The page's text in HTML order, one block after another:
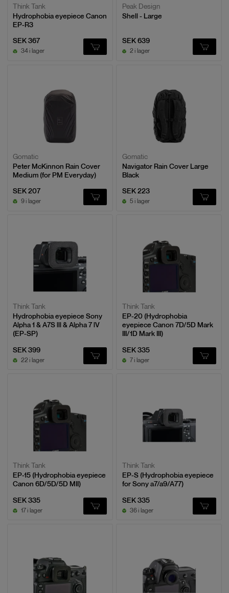
Think Tank
Hydrophobia eyepiece Canon
EP-R3
SEK 367
34 i lager
Peak Design
Shell - Large
SEK 639
2 i lager
Gomatic
Peter McKinnon Rain Cover
Medium (for PM Everyday)
SEK 207
9 i lager
Gomatic
Navigator Rain Cover Large
Black
SEK 223
5 i lager
Think Tank
Hydrophobia eyepiece Sony
Alpha 1 & A7S lll & Alpha 7 lV
(EP-SP)
SEK 399
22 i lager
Think Tank
EP-20 (Hydrophobia
eyepiece Canon 7D/5D Mark
III/1D Mark III)
SEK 335
7 i lager
Think Tank
EP-15 (Hydrophobia eyepiece
Canon 6D/5D/5D MII)
SEK 335
17 i lager
Think Tank
EP-S (Hydrophobia eyepiece
for Sony a7/a9/A77)
SEK 335
36 i lager